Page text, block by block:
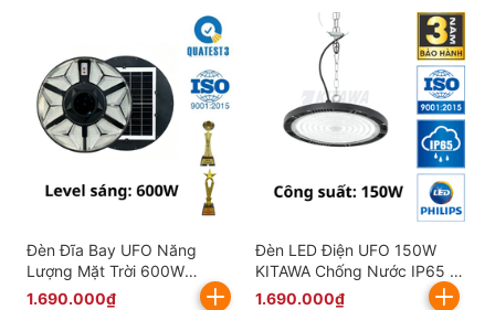
Đèn Đĩa Bay UFO Năng
Lượng Mặt Trời 600W
KITAWA - UF4.600
1.690.000₫
Đèn LED Điện UFO 150W
KITAWA Chống Nước IP65 -
UFO1150A
1.690.000₫